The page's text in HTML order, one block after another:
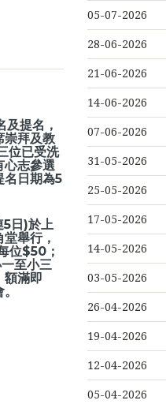
提名，
崇拜及教
位已受洗
心志參選
名日期為5
日)於上
舉行，
位$50；
至小三
額滿即
05-07-2026
28-06-2026
21-06-2026
14-06-2026
07-06-2026
31-05-2026
25-05-2026
17-05-2026
14-05-2026
03-05-2026
26-04-2026
19-04-2026
12-04-2026
05-04-2026